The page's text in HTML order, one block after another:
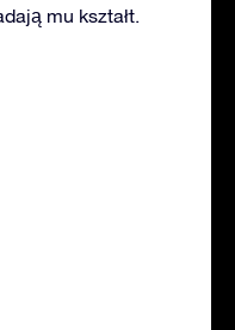
mu kształt.